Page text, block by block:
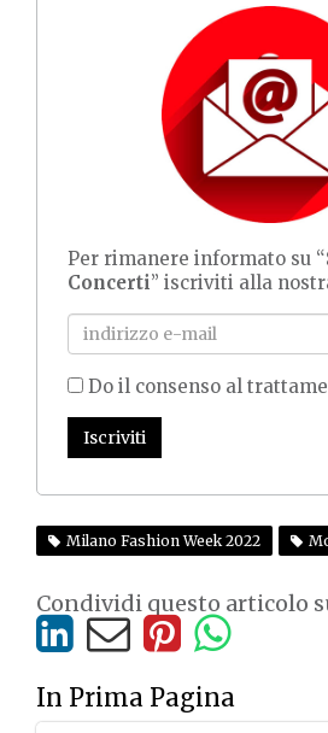
Per rimanere informato su “
Concerti” iscriviti alla
Do il consenso al
Iscriviti
Milano Fashion Week 2022
Condividi questo articolo
In Prima Pagina